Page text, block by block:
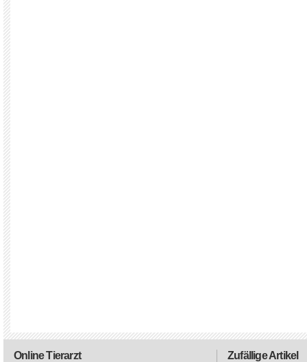
Zufällige Artikel
Online Tierarzt